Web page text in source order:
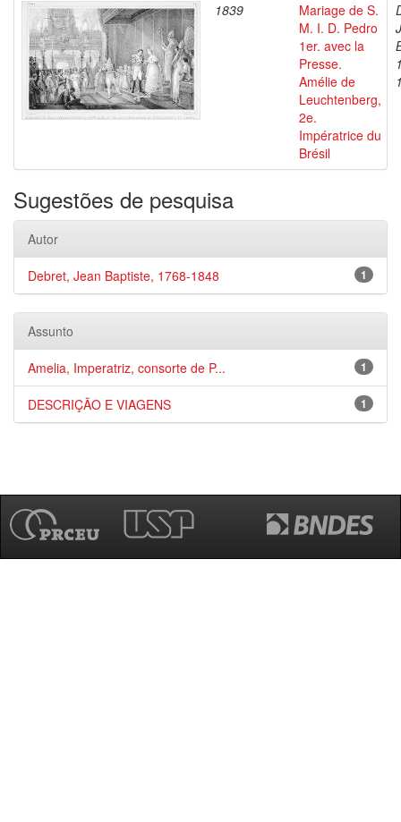
1839
Mariage de S.
M. I. D. Pedro
1er. avec la
Presse.
Amélie de
Leuchtenberg,
2e.
Impératrice du
Brésil
Sugestões de pesquisa
Autor
1
Debret, Jean Baptiste, 1768-1848
Assunto
1
Amelia, Imperatriz, consorte de P...
1
DESCRIÇÃO E VIAGENS